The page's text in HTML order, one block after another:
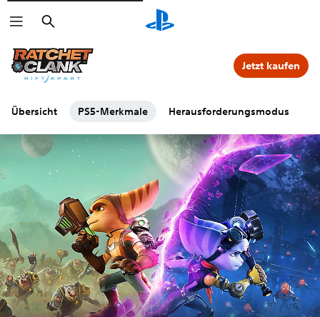
Suchen
Übersicht PS5-Merkmale Herausforderungsmodus
Jetzt kaufen